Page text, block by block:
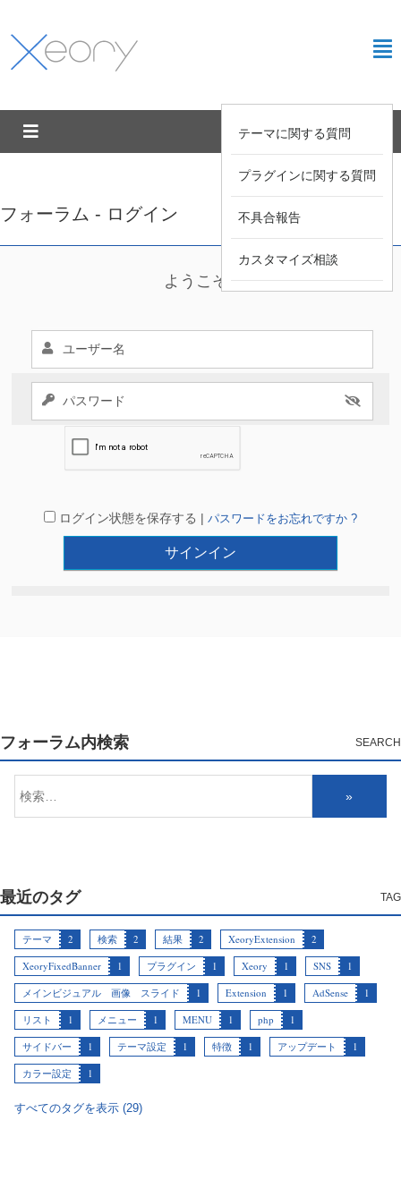
テーマに関する質問
プラグインに関する質問
不具合報告
カスタマイズ相談
フォーラム - ログイン
ようこそ !
ログイン状態を保存する | パスワードをお忘れですか ?
フォーラム内検索
最近のタグ
テーマ 2 検索 2 結果 2 XeoryExtension
2
XeoryFixedBanner
1 プラグイン 1 Xeory 1 SNS
1
メインビジュアル 画像 スライド
1 Extension 1 AdSense
1
リスト
1 メニュー 1 MENU 1 php
1
サイドバー
1 テーマ設定 1 特徴 1 アップデート
1
カラー設定
1
すべてのタグを表示 (29)